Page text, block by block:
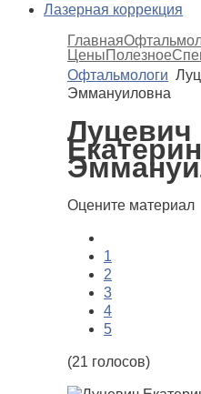
Лазерная коррекция
Главная
ЦеныПолезное
Офтальмологи
Эммануиловна
Луцевич
Оцените материал
1
2
3
4
5
(21 голосов)